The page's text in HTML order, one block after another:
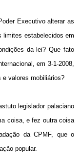
Executivo alterar as
limites estabelecidos em
da lei? Que fato
em 3-1-2008,
valores mobiliários?
legislador palaciano
coisa, e fez outra coisa
da CPMF, que o
popular.